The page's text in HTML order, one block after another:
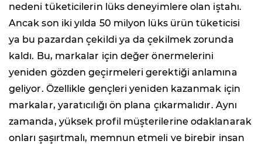
nedeni tüketicilerin lüks deneyimlere olan iştahı.
Ancak son iki yılda 50 milyon lüks ürün tüketicisi
ya bu pazardan çekildi ya da çekilmek zorunda
kaldı. Bu, markalar için değer önermelerini
yeniden gözden geçirmeleri gerektiği anlamına
geliyor. Özellikle gençleri yeniden kazanmak için
markalar, yaratıcılığı ön plana çıkarmalıdır. Aynı
zamanda, yüksek profil müşterilerine odaklanarak
onları şaşırtmalı, memnun etmeli ve birebir insan